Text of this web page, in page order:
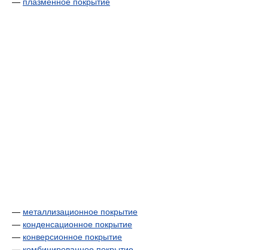
— металлизационное покрытие
— конденсационное покрытие
— конверсионное покрытие